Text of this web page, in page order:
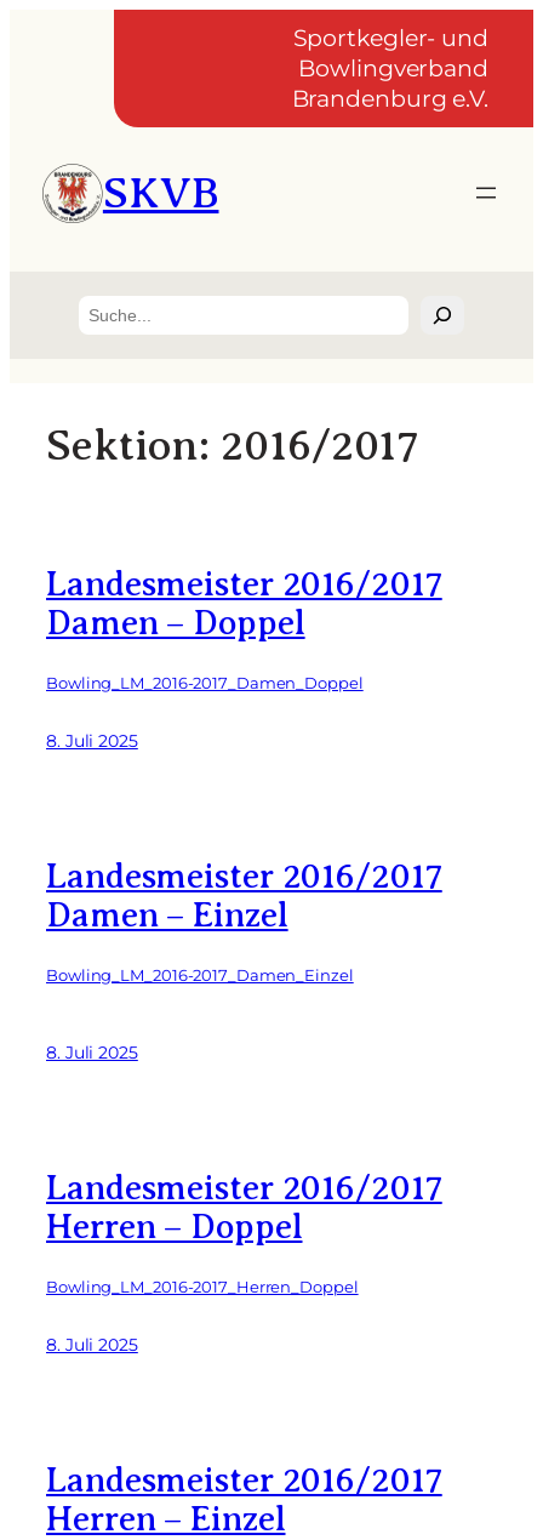
Sportkegler- und
Bowlingverband
Brandenburg e.V.
SKVB
Suchen
Sektion: 2016/2017
Landesmeister 2016/2017
Damen – Doppel
Bowling_LM_2016-2017_Damen_Doppel
8. Juli 2025
Landesmeister 2016/2017
Damen – Einzel
Bowling_LM_2016-2017_Damen_Einzel
8. Juli 2025
Landesmeister 2016/2017
Herren – Doppel
Bowling_LM_2016-2017_Herren_Doppel
8. Juli 2025
Landesmeister 2016/2017
Herren – Einzel